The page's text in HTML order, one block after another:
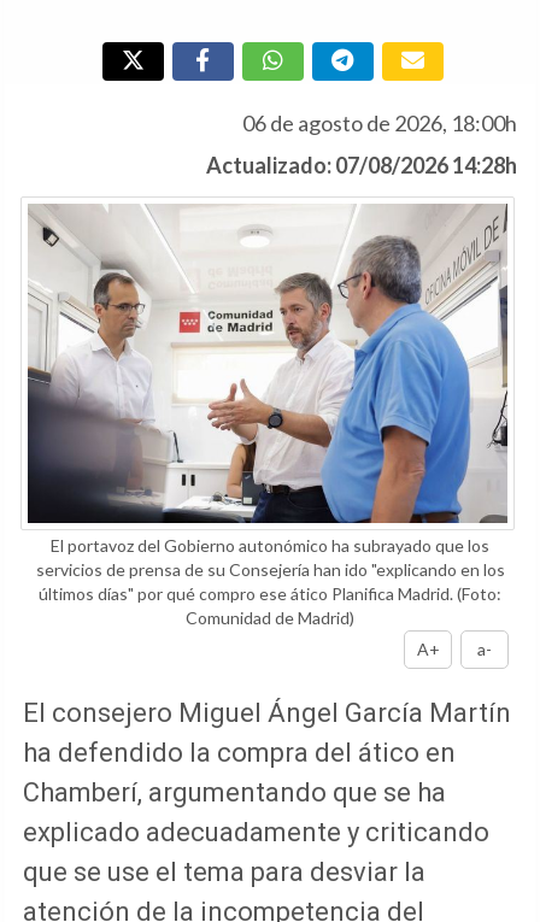
06 de agosto de 2026, 18:00h
Actualizado: 07/08/2026 14:28h
El portavoz del Gobierno autonómico ha subrayado que los
servicios de prensa de su Consejería han ido "explicando en los
últimos días" por qué compro ese ático Planifica Madrid.(Foto:
Comunidad de Madrid)
A+
a-
El consejero Miguel Ángel García Martín
ha defendido la compra del ático en
Chamberí, argumentando que se ha
explicado adecuadamente y criticando
que se use el tema para desviar la
atención de la incompetencia del